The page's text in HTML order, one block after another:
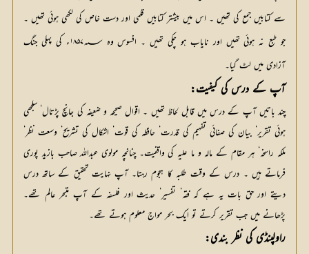
آزادی میں لٹ گیا۔
آپ کے درس کی کیفیت:
چند باتیں آپ کے درس میں قابل لحاظ تھیں ۔ اقوال صحیحہ و ضعیفہ کی جانچ پڑتال‘ سلجھی
ہوئی تقریر‘ بیان کی صفائی تفہیم کی قدرت‘ حافظہ کی قوت‘ اشکال کی تشریح‘ وسعت نظر‘
ملکہ راسخہ‘ ہر مقام کے مالہ و ما علیہ کی واقفیت۔ چنانچہ مولوی عبداللہ صاحب بازید پوری
فرماتے ہیں ۔ درس کے وقت طلبہ کا ہجوم رہتا۔ آپ نہایت تحقیق کے ساتھ درس
دیتے اور حق بات یہ ہے کہ فقہ‘ تفسیر‘ حدیث اور فلسفہ کے آپ متبحر عالم تھے۔
پڑھانے میں جب تقریر کرتے تو ایک بحر مواج معلوم ہوتے تھے۔
راولپنڈی کی نظر بندی: